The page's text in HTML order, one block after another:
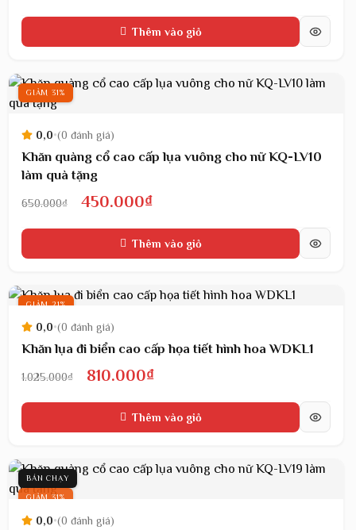
gốc
hiện
tại
450.000₫.
Thêm vào giỏ
GIẢM 31%
0,0•(0 đánh giá)
Khăn quàng cổ cao cấp lụa vuông cho nữ KQ-LV10
làm quà tặng
650.000₫
Giá
gốc
450.000₫Giá
hiện
tại
450.000₫.
Thêm vào giỏ
GIẢM 21%
0,0•(0 đánh giá)
Khăn lụa đi biển cao cấp họa tiết hình hoa WDKL1
1.025.000₫
Giá
gốc
810.000₫Giá
hiện
tại
810.000₫.
Thêm vào giỏ
BÁN CHẠY
GIẢM 31%
0,0•(0 đánh giá)